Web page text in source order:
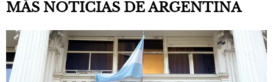
MÁS NOTICIAS DE ARGENTINA